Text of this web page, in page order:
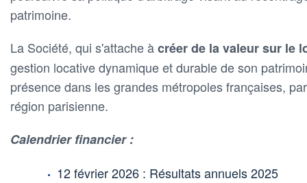
patrimoine.
La Société, qui s'attache àcréer de la valeur sur le
gestion locative dynamique et durable de son
présence dans les grandes métropoles françaises,
région parisienne.
Calendrier financier :
12 février 2026 : Résultats annuels 2025